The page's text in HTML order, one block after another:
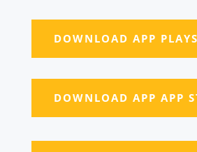
DOWNLOAD APP
DOWNLOAD APP APP